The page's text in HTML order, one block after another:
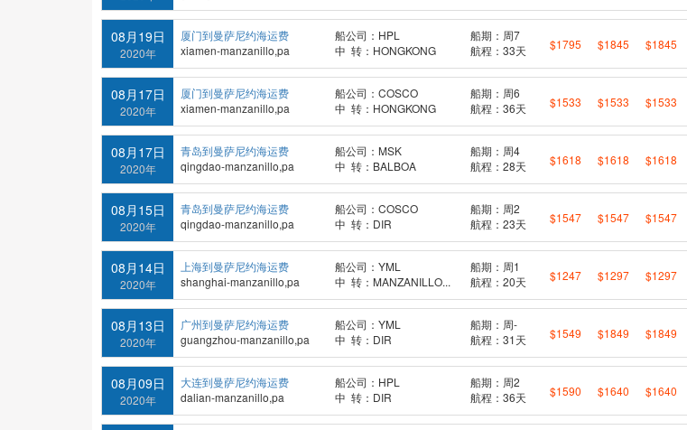
08月19日
2020年
厦门到曼萨尼约海运费
xiamen-manzanillo,pa
船公司：HPL
中 转：HONGKONG
船期：周7
航程：33天
$1795 $1845 $1845
08月17日
2020年
厦门到曼萨尼约海运费
xiamen-manzanillo,pa
船公司：COSCO
中 转：HONGKONG
船期：周6
航程：36天
$1533 $1533 $1533
08月17日
2020年
青岛到曼萨尼约海运费
qingdao-manzanillo,pa
船公司：MSK
中 转：BALBOA
船期：周4
航程：28天
$1618 $1618 $1618
08月15日
2020年
青岛到曼萨尼约海运费
qingdao-manzanillo,pa
船公司：COSCO
中 转：DIR
船期：周2
航程：23天
$1547 $1547 $1547
08月14日
2020年
上海到曼萨尼约海运费
shanghai-manzanillo,pa
船公司：YML
中 转：MANZANILLO...
船期：周1
航程：20天
$1247 $1297 $1297
08月13日
2020年
广州到曼萨尼约海运费
guangzhou-manzanillo,pa
船公司：YML
中 转：DIR
船期：周-
航程：31天
$1549 $1849 $1849
08月09日
2020年
大连到曼萨尼约海运费
dalian-manzanillo,pa
船公司：HPL
中 转：DIR
船期：周2
航程：36天
$1590 $1640 $1640